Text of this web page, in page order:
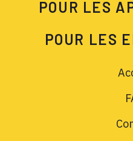
POUR LES
POUR LES